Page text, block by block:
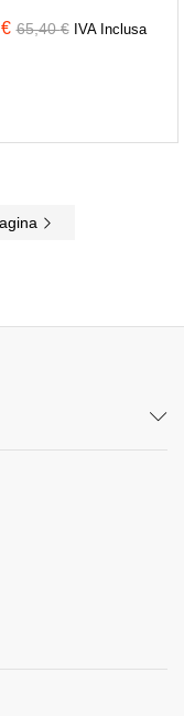
€ 65,40€ IVA Inclusa